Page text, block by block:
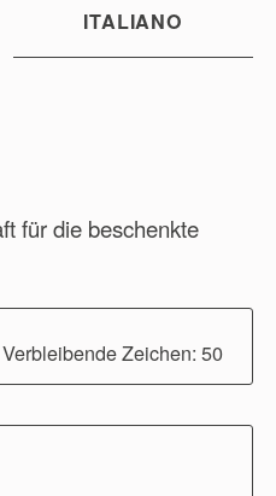
ITALIANO
für die beschenkte
Verbleibende Zeichen: 50